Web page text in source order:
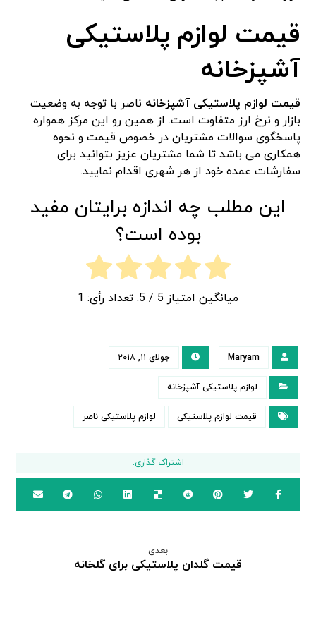
قیمت لوازم پلاستیکی
آشپزخانه
قیمت لوازم پلاستیکی آشپزخانه ناصر با توجه به وضعیت
بازار و نرخ ارز متفاوت است. از همین رو این مرکز همواره
پاسخگوی سوالات مشتریان در خصوص قیمت و نحوه
همکاری می باشد تا شما مشتریان عزیز بتوانید برای
سفارشات عمده خود از هر شهری اقدام نمایید.
این مطلب چه اندازه برایتان مفید
بوده است؟
میانگین امتیاز 5 / 5. تعداد رأی: 1
Maryam جولای ۱۱, ۲۰۱۸
لوازم پلاستیکی آشپزخانه
قیمت لوازم پلاستیکی لوازم پلاستیکی ناصر
بعدی
قیمت گلدان پلاستیکی برای گلخانه